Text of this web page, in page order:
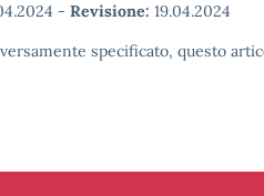
- Revisione: 19.04.2024
specificato, questo